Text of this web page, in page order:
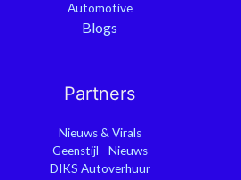
Automotive
Blogs
Partners
Nieuws & Virals
Geenstijl - Nieuws
DIKS Autoverhuur